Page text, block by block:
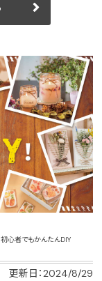
心者でもかんたんDIY
更新日：2024/8/29